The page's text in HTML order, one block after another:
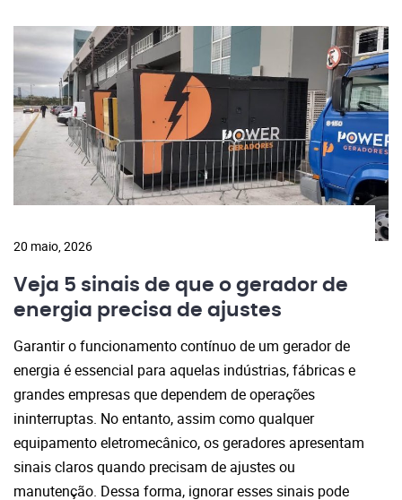
20 maio, 2026
Veja 5 sinais de que o gerador de
energia precisa de ajustes
Garantir o funcionamento contínuo de um gerador de
energia é essencial para aquelas indústrias, fábricas e
grandes empresas que dependem de operações
ininterruptas. No entanto, assim como qualquer
equipamento eletromecânico, os geradores apresentam
sinais claros quando precisam de ajustes ou
manutenção. Dessa forma, ignorar esses sinais pode